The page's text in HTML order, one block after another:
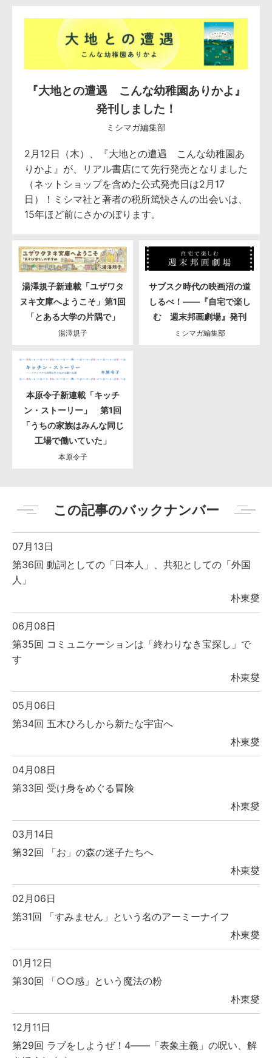
『大地との遭遇 こんな幼稚園ありかよ』
発刊しました！
ミシマガ編集部
2月12日（木）、『大地との遭遇 こんな幼稚園あ
りかよ』が、リアル書店にて先行発売となりました
（ネットショップを含めた公式発売日は2月17
日）！ミシマ社と著者の税所篤快さんの出会いは、
15年ほど前にさかのぼります。
湯澤規子新連載「ユザワタ
ヌキ文庫へようこそ」第1回
「とある大学の片隅で」
湯澤規子
サブスク時代の映画沼の道
しるべ！――『自宅で楽し
む 週末邦画劇場』発刊
ミシマガ編集部
本原令子新連載「キッチ
ン・ストーリー」 第1回
「うちの家族はみんな同じ
工場で働いていた」
本原令子
この記事のバックナンバー
07月13日
第36回 動詞としての「日本人」、共犯としての「外国
人」
朴東燮
06月08日
第35回 コミュニケーションは「終わりなき宝探し」で
す
朴東燮
05月06日
第34回 五木ひろしから新たな宇宙へ
朴東燮
04月08日
第33回 受け身をめぐる冒険
朴東燮
03月14日
第32回 「お」の森の迷子たちへ
朴東燮
02月06日
第31回 「すみません」という名のアーミーナイフ
朴東燮
01月12日
第30回 「○○感」という魔法の粉
朴東燮
12月11日
第29回 ラブをしようぜ！4――「表象主義」の呪い、解